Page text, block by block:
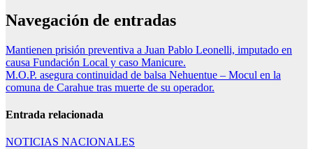
Navegación de entradas
Mantienen prisión preventiva a Juan Pablo Leonelli, imputado en
causa Fundación Local y caso Manicure.
M.O.P. asegura continuidad de balsa Nehuentue – Mocul en la
comuna de Carahue tras muerte de su operador.
Entrada relacionada
NOTICIAS NACIONALES